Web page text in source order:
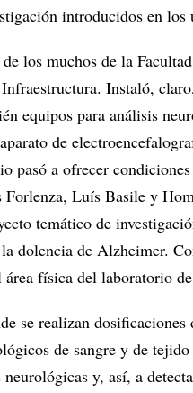
introducidos en los
los muchos de la
Instaló,
equipos para análisis
de
pasó a ofrecer
Forlenza, Luís Basile y
temático de
dolencia de Alzheimer.
física del laboratorio
se realizan dosificaciones
de sangre y de
y, así, a